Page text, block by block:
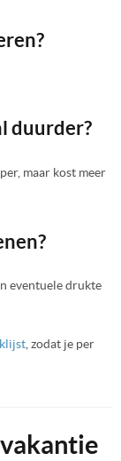
duurder?
maar kost meer
eventuele drukte
, zodat je per